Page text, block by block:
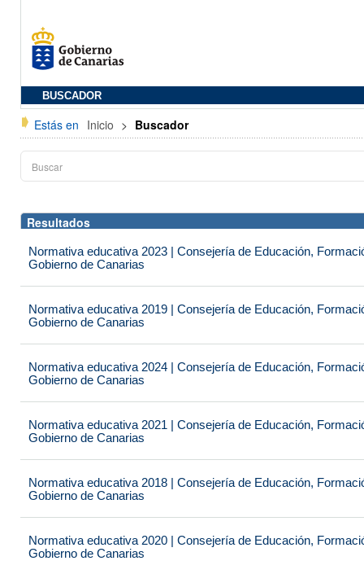
BUSCADOR
Estás en Inicio > Buscador
Resultados
Normativa educativa 2023 | Consejería de Educación,
Gobierno de Canarias
Normativa educativa 2019 | Consejería de Educación,
Gobierno de Canarias
Normativa educativa 2024 | Consejería de Educación,
Gobierno de Canarias
Normativa educativa 2021 | Consejería de Educación,
Gobierno de Canarias
Normativa educativa 2018 | Consejería de Educación,
Gobierno de Canarias
Normativa educativa 2020 | Consejería de Educación,
Gobierno de Canarias